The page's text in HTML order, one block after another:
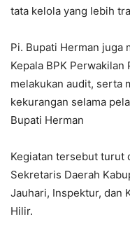
tata kelola yang lebih
Pi. Bupati Herman juga
Kepala BPK
melakukan audit, serta
kekurangan selama
Bupati Herman
Kegiatan tersebut turut
Sekretaris Daerah
Jauhari, Inspektur, dan
Hilir.